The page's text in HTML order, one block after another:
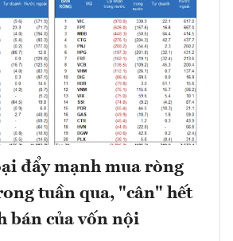
đẩy mạnh mua ròng
tuần qua, "cân" hết
bán của vốn nội